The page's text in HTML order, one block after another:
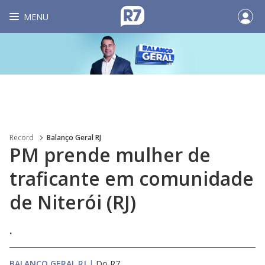
MENU
Record Balanço Geral RJ
PM prende mulher de
traficante em comunidade
de Niterói (RJ)
.